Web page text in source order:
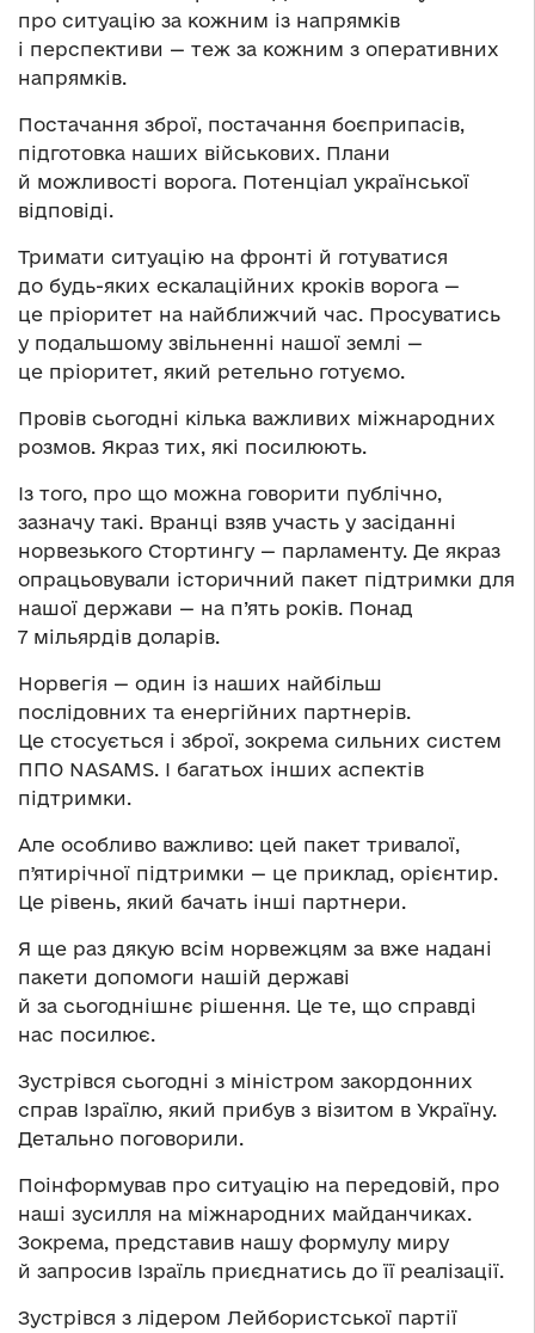
про ситуацію за кожним із напрямків
і перспективи — теж за кожним з оперативних
напрямків.
Постачання зброї, постачання боєприпасів,
підготовка наших військових. Плани
й можливості ворога. Потенціал української
відповіді.
Тримати ситуацію на фронті й готуватися
до будь-яких ескалаційних кроків ворога —
це пріоритет на найближчий час. Просуватись
у подальшому звільненні нашої землі —
це пріоритет, який ретельно готуємо.
Провів сьогодні кілька важливих міжнародних
розмов. Якраз тих, які посилюють.
Із того, про що можна говорити публічно,
зазначу такі. Вранці взяв участь у засіданні
норвезького Стортингу — парламенту. Де якраз
опрацьовували історичний пакет підтримки для
нашої держави — на п’ять років. Понад
7 мільярдів доларів.
Норвегія — один із наших найбільш
послідовних та енергійних партнерів.
Це стосується і зброї, зокрема сильних систем
ППО NASAMS. І багатьох інших аспектів
підтримки.
Але особливо важливо: цей пакет тривалої,
пʼятирічної підтримки — це приклад, орієнтир.
Це рівень, який бачать інші партнери.
Я ще раз дякую всім норвежцям за вже надані
пакети допомоги нашій державі
й за сьогоднішнє рішення. Це те, що справді
нас посилює.
Зустрівся сьогодні з міністром закордонних
справ Ізраїлю, який прибув з візитом в Україну.
Детально поговорили.
Поінформував про ситуацію на передовій, про
наші зусилля на міжнародних майданчиках.
Зокрема, представив нашу формулу миру
й запросив Ізраїль приєднатись до її реалізації.
Зустрівся з лідером Лейбористської партії